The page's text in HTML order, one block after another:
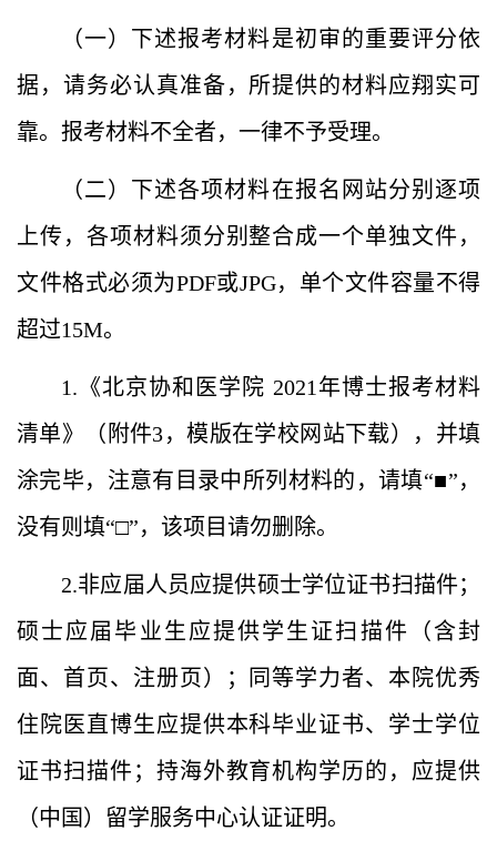
（一）下述报考材料是初审的重要评分依
据，请务必认真准备，所提供的材料应翔实可
靠。报考材料不全者，一律不予受理。
（二）下述各项材料在报名网站分别逐项
上传，各项材料须分别整合成一个单独文件，
文件格式必须为PDF或JPG，单个文件容量不得
超过15M。
1.《北京协和医学院 2021年博士报考材料
清单》（附件3，模版在学校网站下载），并填
涂完毕，注意有目录中所列材料的，请填“■”，
没有则填“□”，该项目请勿删除。
2.非应届人员应提供硕士学位证书扫描件；
硕士应届毕业生应提供学生证扫描件（含封
面、首页、注册页）；同等学力者、本院优秀
住院医直博生应提供本科毕业证书、学士学位
证书扫描件；持海外教育机构学历的，应提供
（中国）留学服务中心认证证明。